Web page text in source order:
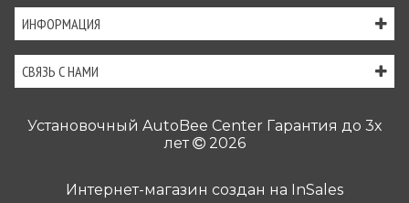
ИНФОРМАЦИЯ
СВЯЗЬ С НАМИ
Установочный AutoBee Center Гарантия до 3х
лет
2026
Интернет-магазин создан на InSales